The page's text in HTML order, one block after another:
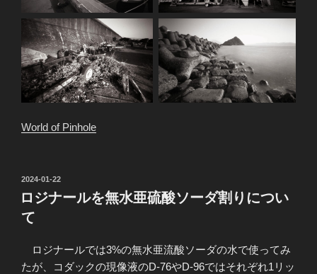
World of Pinhole
投
稿
日:
2024-01-22
ロジナールを無水亜硫酸ソーダ割りについ
て
ロジナールでは3%の無水亜流酸ソーダの水で使ってみ
たが、コダックの現像液のD-76やD-96ではそれぞれ1リッ